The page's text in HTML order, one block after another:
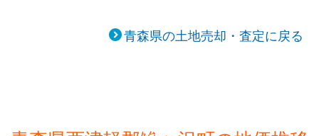
青森県の土地売却・査定に戻る